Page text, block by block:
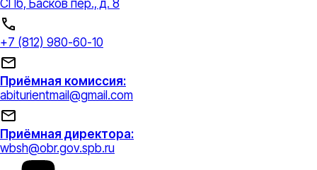
СПб, Басков пер., д. 8
+7 (812) 980-60-10
Приёмная комиссия:
abiturientmail@gmail.com
Приёмная директора:
wbsh@obr.gov.spb.ru